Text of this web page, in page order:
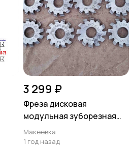
3 299 ₽
Фреза дисковая
модульная зуборезная
М0,8; Р6М5, 20°, Z12, к-т 8
шт
Макеевка
1 год назад